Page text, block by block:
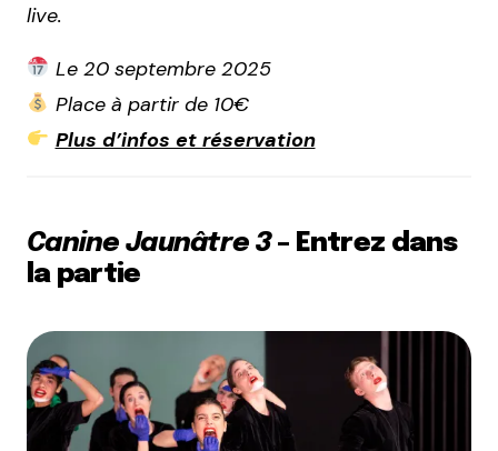
live.
Le 20 septembre 2025
Place à partir de 10€
Plus d’infos et réservation
Canine Jaunâtre 3– Entrez dans
la partie